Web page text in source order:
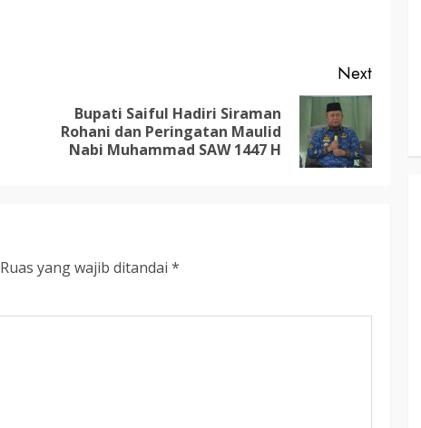
Previous
Next
Next
Bupati Saiful Hadiri Siraman
Rohani dan Peringatan Maulid
Nabi Muhammad SAW 1447 H
Ruas yang wajib ditandai *
TRIOKTA 11 MEI 2026